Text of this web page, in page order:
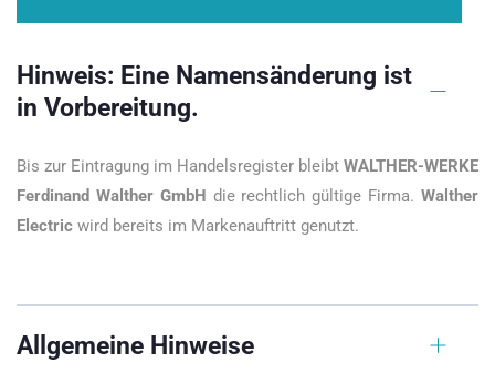
Hinweis: Eine Namensänderung ist
in Vorbereitung.
Bis zur Eintragung im Handelsregister bleibt WALTHER-WERKE
Ferdinand Walther GmbH die rechtlich gültige Firma.Walther
Electric wird bereits im Markenauftritt genutzt.
Allgemeine Hinweise